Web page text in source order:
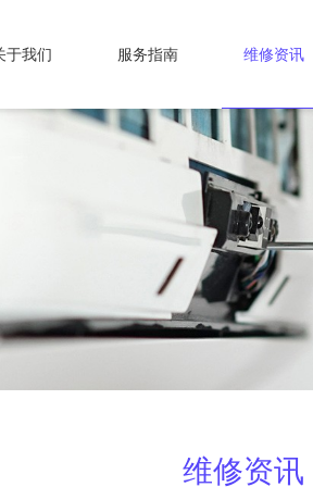
于我们 服务指南 维修资讯
维修资讯